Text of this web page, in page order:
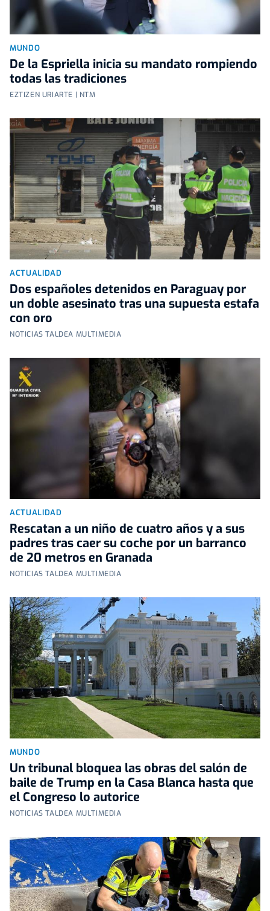
MUNDO
De la Espriella inicia su mandato rompiendo
todas las tradiciones
EZTIZEN URIARTE | NTM
ACTUALIDAD
Dos españoles detenidos en Paraguay por
un doble asesinato tras una supuesta estafa
con oro
NOTICIAS TALDEA MULTIMEDIA
ACTUALIDAD
Rescatan a un niño de cuatro años y a sus
padres tras caer su coche por un barranco
de 20 metros en Granada
NOTICIAS TALDEA MULTIMEDIA
MUNDO
Un tribunal bloquea las obras del salón de
baile de Trump en la Casa Blanca hasta que
el Congreso lo autorice
NOTICIAS TALDEA MULTIMEDIA